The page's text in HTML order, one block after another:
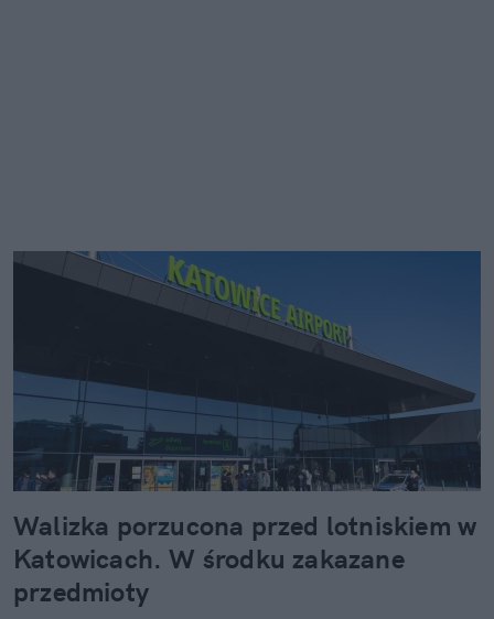
Walizka porzucona przed lotniskiem w
Katowicach. W środku zakazane
przedmioty